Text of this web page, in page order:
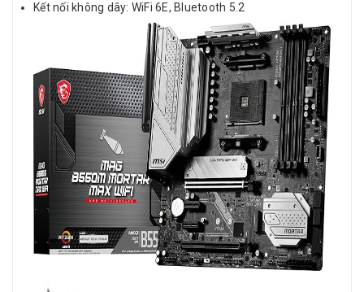
Kết nối không dây: WiFi 6E, Bluetooth 5.2